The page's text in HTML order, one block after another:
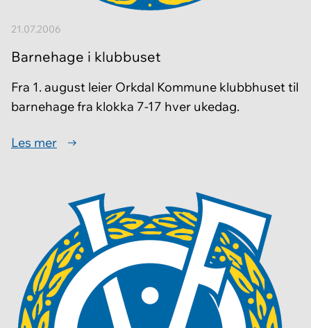
21.07.2006
Barnehage i klubbuset
Fra 1. august leier Orkdal Kommune klubbhuset til
barnehage fra klokka 7-17 hver ukedag.
Les mer